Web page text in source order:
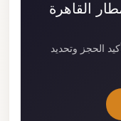
القاهرة
الحجز وتحديد